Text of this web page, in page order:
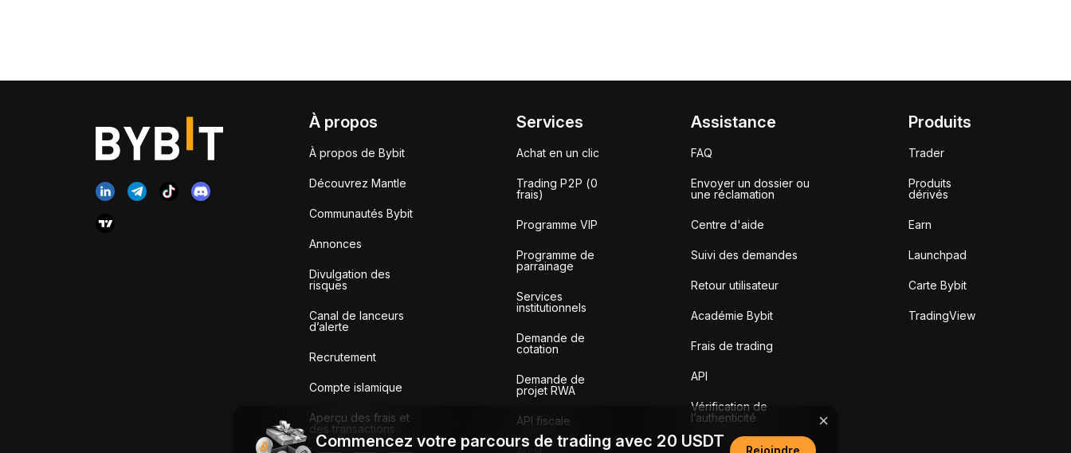
À propos
À propos de Bybit
Découvrez Mantle
Communautés Bybit
Annonces
Divulgation des
risques
Canal de lanceurs
d’alerte
Recrutement
Compte islamique
Aperçu des frais et
des transactions
Services
Achat en un clic
Trading P2P (0
frais)
Programme VIP
Programme de
parrainage
Services
institutionnels
Demande de
cotation
Demande de
projet RWA
API fiscale
Assistance
FAQ
Envoyer un dossier ou
une réclamation
Centre d'aide
Suivi des demandes
Retour utilisateur
Académie Bybit
Frais de trading
API
Vérification de
l’authenticité
Produits
Trader
Produits
dérivés
Earn
Launchpad
Carte Bybit
TradingView
Commencez votre parcours de trading avec 20 USDT Rejoindre